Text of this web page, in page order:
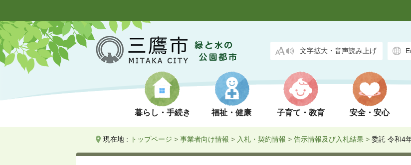
文字拡大・音声読み上げ
暮らし・手続き 福祉・健康 子育て・教育 安全・安心
現在地 : トップページ > 事業者向け情報 > 入札・契約情報 > 告示情報及び入札結果 > 委託 令和4